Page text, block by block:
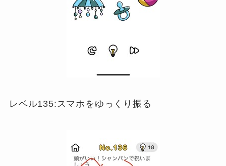
レベル135:スマホをゆっくり振る